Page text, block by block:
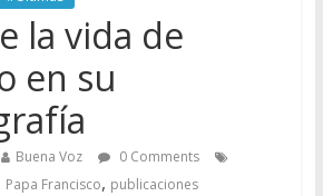
la vida de
en su
Buena Voz
0 Comments
Papa Francisco, publicaciones